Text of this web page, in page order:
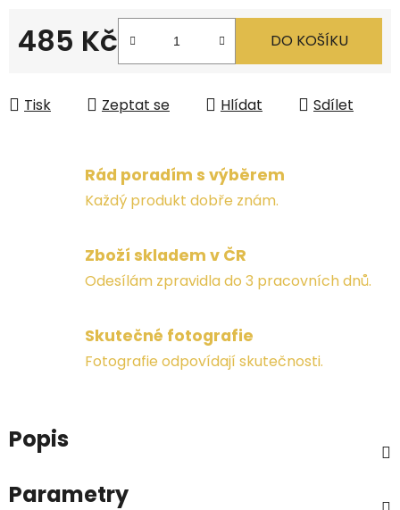
485 Kč DO KOŠÍKU
Tisk Zeptat se Hlídat Sdílet
Rád poradím s výběrem
Každý produkt dobře znám.
Zboží skladem v ČR
Odesílám zpravidla do 3 pracovních dnů.
Skutečné fotografie
Fotografie odpovídají skutečnosti.
Popis
Parametry